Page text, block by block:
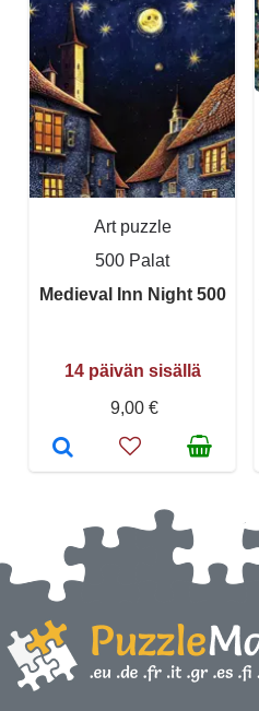
Art puzzle
500 Palat
Medieval Inn Night 500
14 päivän sisällä
9,00 €